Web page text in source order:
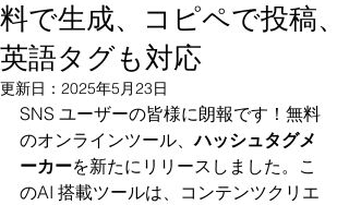
料で生成、コピペで投稿、
英語タグも対応
更新日： 2025年5月23日
SNS ユーザーの皆様に朗報です！ 無料
のオンラインツール、ハッシュタグメ
ーカーを新たにリリースしました。こ
のAI 搭載ツールは、コンテンツクリエ